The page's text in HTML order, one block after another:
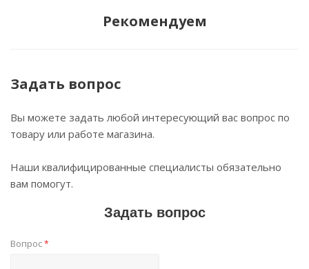
Рекомендуем
Задать вопрос
Вы можете задать любой интересующий вас вопрос по
товару или работе магазина.
Наши квалифицированные специалисты обязательно
вам помогут.
Задать вопрос
Вопрос*